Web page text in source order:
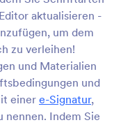
aktualisieren -
um dem
zu verleihen!
und Materialien
und
einer e-Signatur,
nennen. Indem Sie